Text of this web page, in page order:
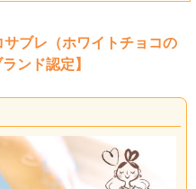
ブレ（ホワイトチョコの
ンド認定】